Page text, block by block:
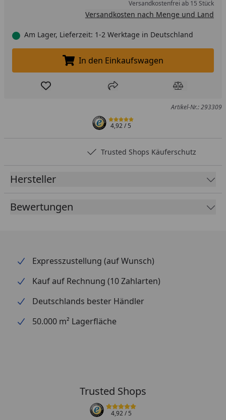
Versandkostenfrei ab 15 Stück
Versandkosten nach Menge und Land
Am Lager, Lieferzeit: 1-2 Werktage in Deutschland
In den Einkaufswagen legen
In den Einkaufswagen
Produkt zur Wunschliste hinzufügen
Teilen Produkt
Artikel-Nr.: 293309
4,92/ 5
Trusted Shops Käuferschutz
Hersteller
Bewertungen
Expresszustellung (auf Wunsch)
Kauf auf Rechnung (10 Zahlarten)
Deutschlands bester Händler
50.000 m² Lagerfläche
Trusted Shops
4,92/ 5